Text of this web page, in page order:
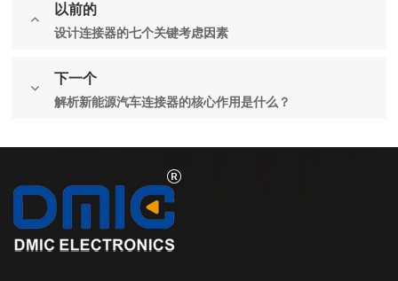
以前的
设计连接器的七个关键考虑因素
下一个
解析新能源汽车连接器的核心作用是什么？